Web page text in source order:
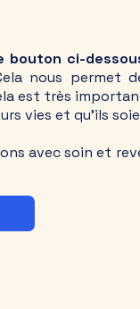
bouton ci-
nous permet
est très
vies et qu'ils
avec soin et